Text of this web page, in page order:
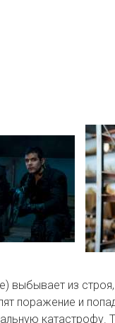
выбывает из
поражение и
катастрофу.